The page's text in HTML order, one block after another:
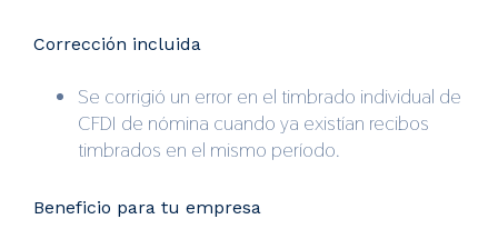
Corrección incluida
Se corrigió un error en el timbrado individual de
CFDI de nómina cuando ya existían recibos
timbrados en el mismo período.
Beneficio para tu empresa